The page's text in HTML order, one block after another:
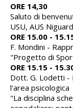
ORE 14,30
Saluto di
USU, AUS
ORE 15.00 -
F. Mondini -
"Progetto di
ORE 15.15 -
Dott. G. Lodetti
l'area psicologica
"La disciplina